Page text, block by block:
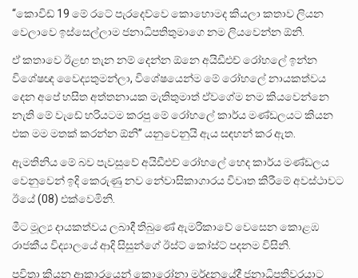
“කොවිඩ් 19 මේ රටේ පැරදෙව්වෙ කොහොමද කියලා කතාව ලියන
වෙලාවෙ ඉස්සෙල්ලාම ජනාධිපතිතුමාගෙ නම ලියවෙන්න ඕනි.
ඒ කතාවෙ ඊළඟ තැන නම් දෙන්න ඕනෙ අයිඩීඑච් රෝහලේ ඉන්න
විශේෂඥ වෛද්‍යතුමන්ලා, විශේෂයෙන්ම මේ රෝහලේ නායකත්වය
දෙන අපේ හසිත අත්තනායක මැතිතුමාත් ඒවගේම නම කියවෙන්නෙ
නැති මේ වැඩේ හරියටම කරපු මේ රෝහලේ කාර්ය මණ්ඩලයට කියන
එක මම මතක් කරන්න ඕනි” යනුවෙනුයි ඇය සඳහන් කර ඇත.
ඇමතිනිය මේ බව පැවසුවේ අයිඩීඑච් රෝහලේ හෙද කාර්ය මණ්ඩලය
වෙනුවෙන් ඉදි කෙරුණු නව නේවාසිකාගාරය විවෘත කිරීමේ අවස්ථාවට
ඊයේ (08) එක්වෙමිනි.
මීට මූල්‍ය දායකත්වය ලබාදී තිබුණේ ඇමරිකාවේ වෙසෙන කොළඹ
රාජකීය විද්‍යාලයේ ආදි සිසුන්ගේ ඊස්ට් කෝස්ට් පදනම විසිනි.
පවිත්‍රා කියන ආකාරයෙන් කොරෝනා මර්දනයේදී ජනාධිපතිවරයාට